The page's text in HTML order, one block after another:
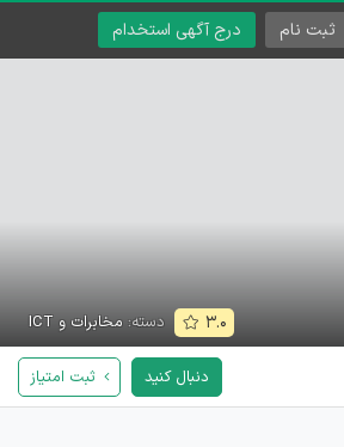
درج آگهی استخدام ثبت نام
۳.۰ دسته: مخابرات و ICT
دنبال کنید ثبت امتیاز